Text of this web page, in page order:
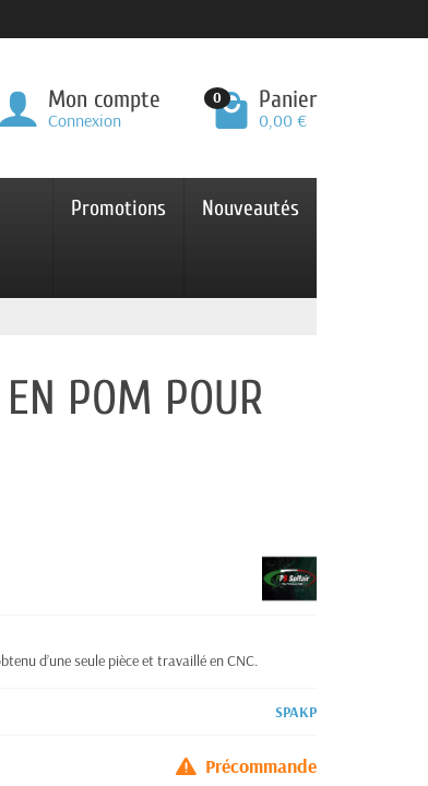
Mon compte
Connexion
0 Panier
0,00 €
Promotions Nouveautés
POM POUR
d’une seule pièce et travaillé en CNC.
SPAKP
Précommande